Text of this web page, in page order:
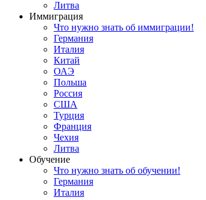
Литва
Иммиграция
Что нужно знать об иммиграции!
Германия
Италия
Китай
ОАЭ
Польша
Россия
США
Турция
Франция
Чехия
Литва
Обучение
Что нужно знать об обучении!
Германия
Италия